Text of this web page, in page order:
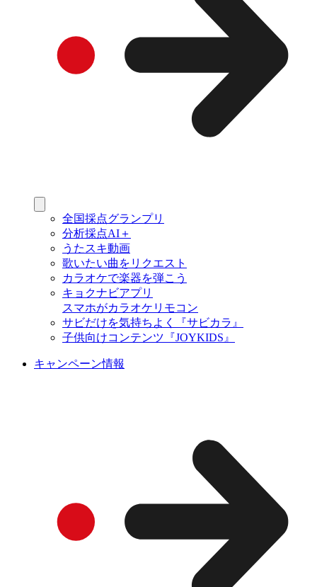
全国採点グランプリ
分析採点AI＋
うたスキ動画
歌いたい曲をリクエスト
カラオケで楽器を弾こう
キョクナビアプリ
スマホがカラオケリモコン
サビだけを気持ちよく『サビカラ』
子供向けコンテンツ『JOYKIDS』
キャンペーン情報